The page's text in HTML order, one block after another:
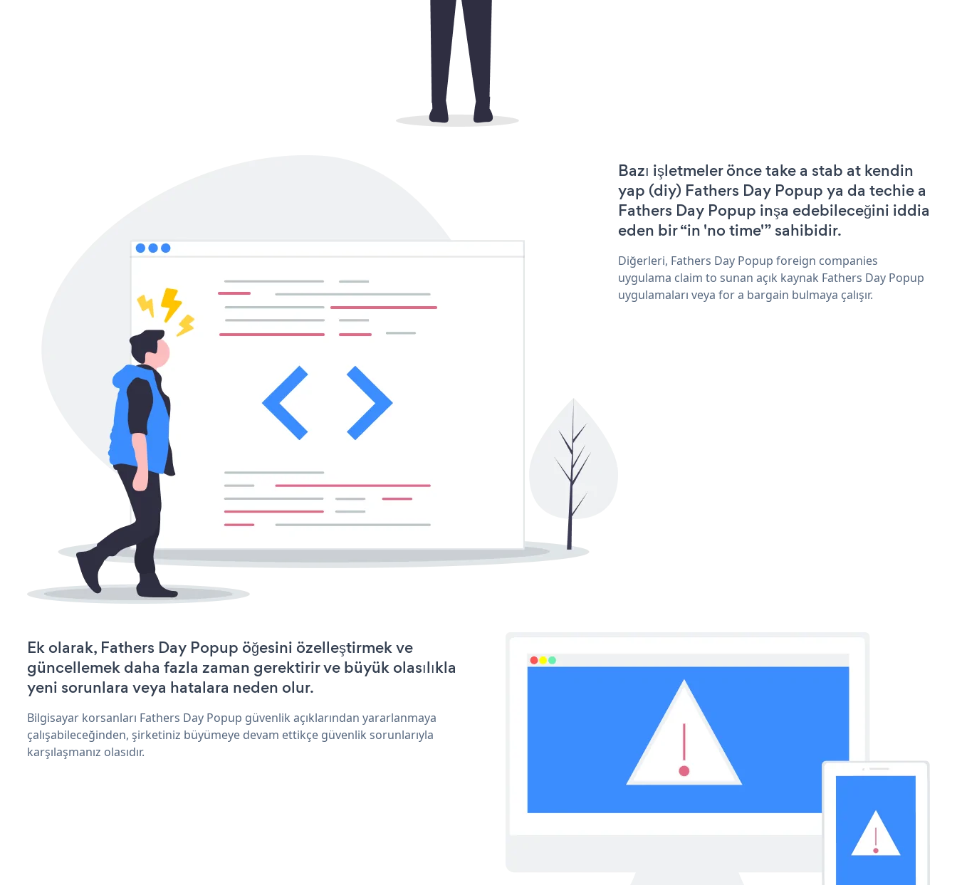
Bazı işletmeler önce take a stab at kendin
yap (diy) Fathers Day Popup ya da techie a
Fathers Day Popup inşa edebileceğini iddia
eden bir “in 'no time'” sahibidir.
Diğerleri, Fathers Day Popup foreign companies
uygulama claim to sunan açık kaynak Fathers Day Popup
uygulamaları veya for a bargain bulmaya çalışır.
Ek olarak, Fathers Day Popup öğesini özelleştirmek ve
güncellemek daha fazla zaman gerektirir ve büyük olasılıkla
yeni sorunlara veya hatalara neden olur.
Bilgisayar korsanları Fathers Day Popup güvenlik açıklarından yararlanmaya
çalışabileceğinden, şirketiniz büyümeye devam ettikçe güvenlik sorunlarıyla
karşılaşmanız olasıdır.